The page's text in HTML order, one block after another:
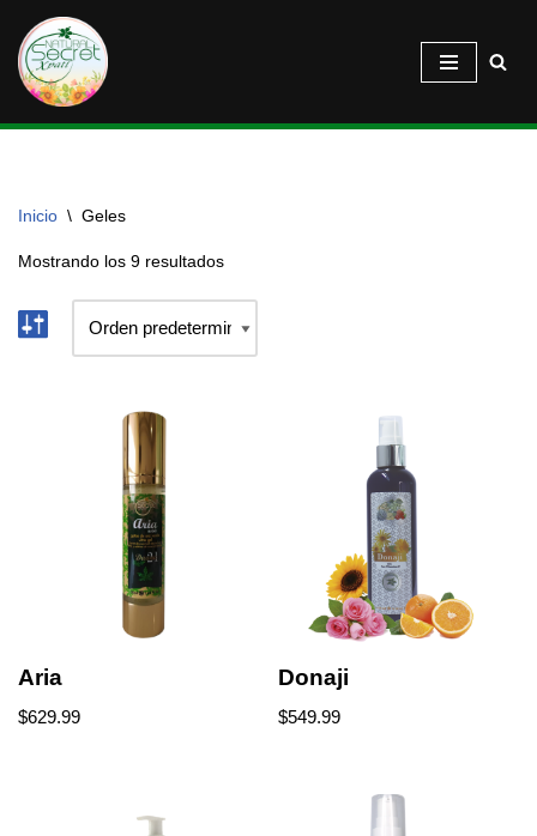
Saltar
al
contenido
Inicio \ Geles
Mostrando los 9 resultados
Aria
$629.99
Donaji
$549.99